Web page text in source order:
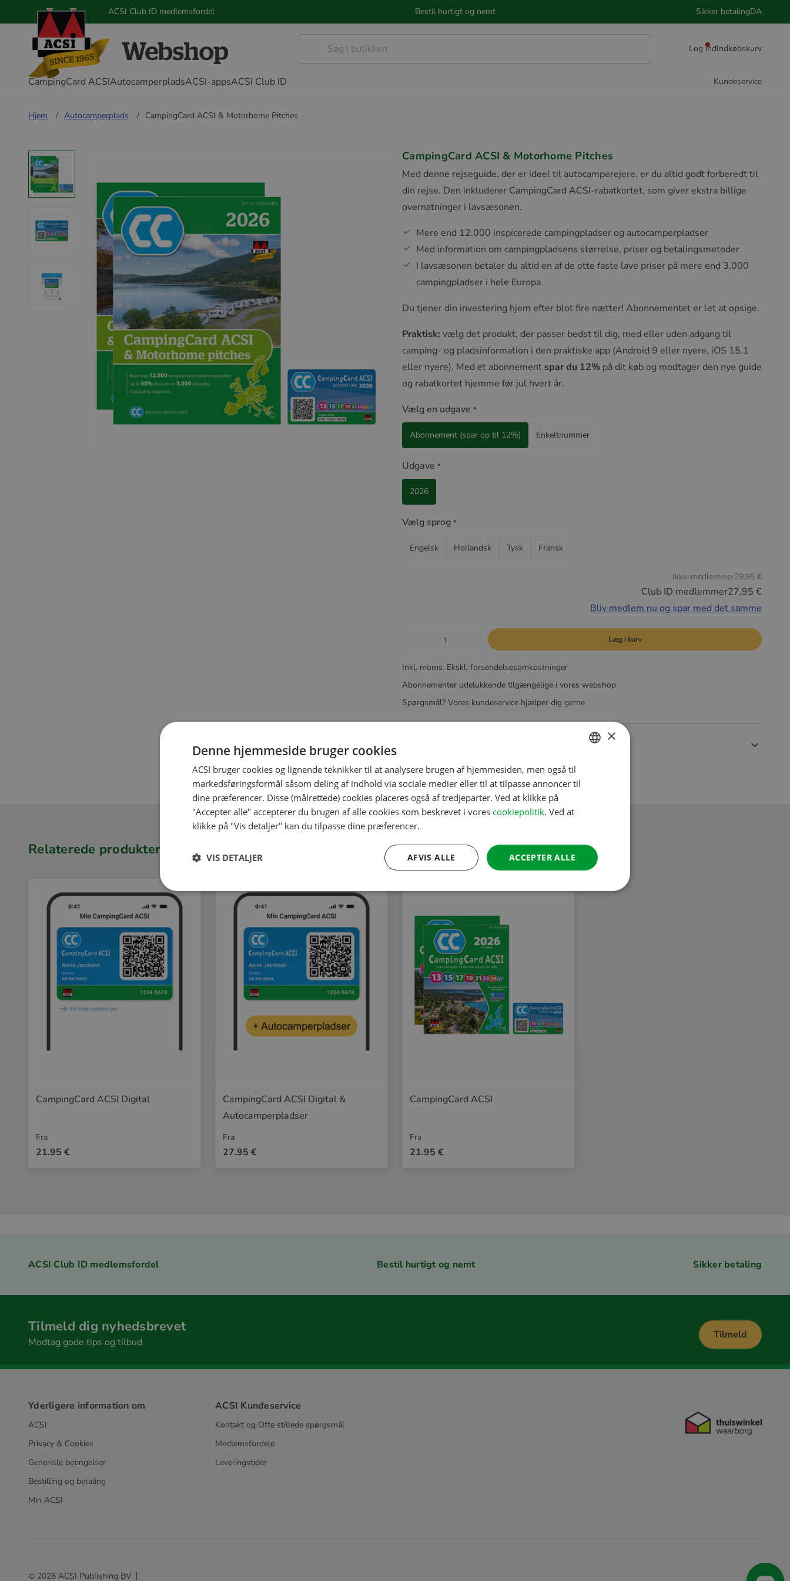
ACSI Club ID medlemsfordel Bestil hurtigt og nemt Sikker betalingDA
Log indIndkøbskurv
CampingCard ACSIAutocamperpladsACSI-appsACSI Club ID Kundeservice
Hjem Autocamperplads CampingCard ACSI & Motorhome Pitches
CampingCard ACSI & Motorhome Pitches
Med denne rejseguide, der er ideel til autocamperejere, er du altid godt forberedt til
din rejse. Den inkluderer CampingCard ACSI-rabatkortet, som giver ekstra billige
overnatninger i lavsæsonen.
Mere end 12.000 inspicerede campingpladser og autocamperpladser
Med information om campingpladsens størrelse, priser og betalingsmetoder
I lavsæsonen betaler du altid en af de otte faste lave priser på mere end 3.000
campingpladser i hele Europa
Du tjener din investering hjem efter blot fire nætter! Abonnementet er let at opsige.
Praktisk: vælg det produkt, der passer bedst til dig, med eller uden adgang til
camping- og pladsinformation i den praktiske app (Android 9 eller nyere, iOS 15.1
eller nyere). Med et abonnement spar du 12% på dit køb og modtager den nye guide
og rabatkortet hjemme før jul hvert år.
Vælg en udgave *
Abonnement (spar op til 12%) Enkeltnummer
Udgave *
2026
Vælg sprog *
Engelsk Hollandsk Tysk Fransk
Ikke-medlemmer29,95 €
Club ID medlemmer27,95 €
Bliv medlem nu og spar med det samme
Læg i kurv
Inkl. moms. Ekskl. forsendelsesomkostninger
Abonnementer udelukkende tilgængelige i vores webshop
Spørgsmål? Vores kundeservice hjælper dig gerne
Relaterede produkter
CampingCard ACSI Digital
Fra
21.95 €
CampingCard ACSI Digital &
Autocamperpladser
Fra
27.95 €
CampingCard ACSI
Fra
21.95 €
ACSI Club ID medlemsfordel Bestil hurtigt og nemt Sikker betaling
Tilmeld dig nyhedsbrevet
Modtag gode tips og tilbud
Tilmeld
Yderligere information om
ACSI
Privacy & Cookies
Generelle betingelser
Bestilling og betaling
Min ACSI
ACSI Kundeservice
Kontakt og Ofte stillede spørgsmål
Medlemsfordele
Leveringstider
© 2026 ACSI Publishing BV
ENGLISH
ITALIAN
DANISH
×
Denne hjemmeside bruger cookies
ACSI bruger cookies og lignende teknikker til at analysere brugen af hjemmesiden, men også til
markedsføringsformål såsom deling af indhold via sociale medier eller til at tilpasse annoncer til
dine præferencer. Disse (målrettede) cookies placeres også af tredjeparter. Ved at klikke på
"Accepter alle" accepterer du brugen af alle cookies som beskrevet i vores cookiepolitik. Ved at
klikke på "Vis detaljer" kan du tilpasse dine præferencer.
ACCEPTER ALLE
AFVIS ALLE
VIS DETALJER